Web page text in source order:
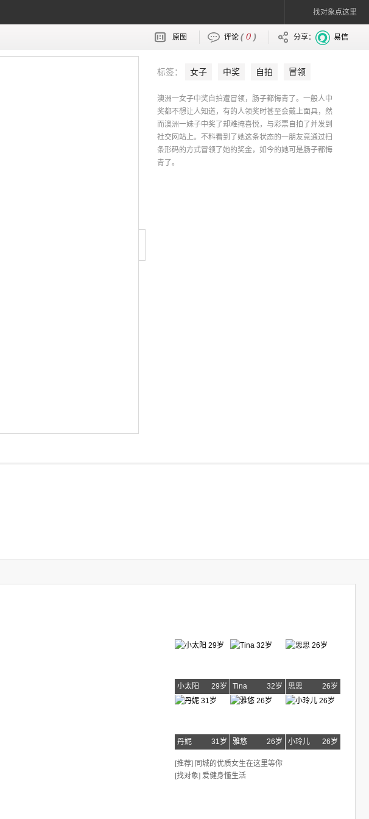
找对象点这里
原图 评论 (0 ) 分享： 易信
标签： 女子 中奖 自拍 冒领
澳洲一女子中奖自拍遭冒领，肠子都悔青了。一般人中
奖都不想让人知道，有的人领奖时甚至会戴上面具，然
而澳洲一妹子中奖了却难掩喜悦，与彩票自拍了并发到
社交网站上。不料看到了她这条状态的一朋友竟通过扫
条形码的方式冒领了她的奖金，如今的她可是肠子都悔
青了。
小太阳 29岁 Tina 32岁 思思 26岁
丹妮 31岁 雅悠 26岁 小玲儿 26岁
[推荐] 同城的优质女生在这里等你
[找对象] 爱健身懂生活